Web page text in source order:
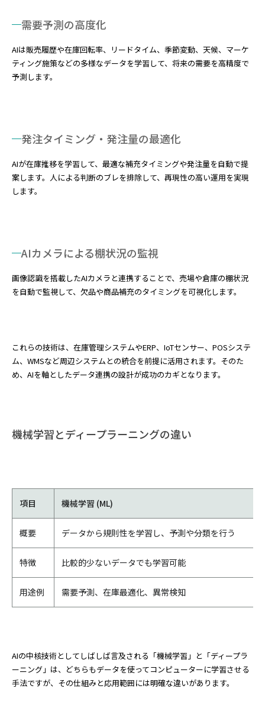
需要予測の高度化
AIは販売履歴や在庫回転率、リードタイム、季節変動、天候、マーケ
ティング施策などの多様なデータを学習して、将来の需要を高精度で
予測します。
発注タイミング・発注量の最適化
AIが在庫推移を学習して、最適な補充タイミングや発注量を自動で提
案します。人による判断のブレを排除して、再現性の高い運用を実現
します。
AIカメラによる棚状況の監視
画像認識を搭載したAIカメラと連携することで、売場や倉庫の棚状況
を自動で監視して、欠品や商品補充のタイミングを可視化します。
これらの技術は、在庫管理システムやERP、IoTセンサー、POSシステ
ム、WMSなど周辺システムとの統合を前提に活用されます。そのた
め、AIを軸としたデータ連携の設計が成功のカギとなります。
機械学習とディープラーニングの違い
項目 機械学習 (ML)
概要 データから規則性を学習し、予測や分類を行う
特徴 比較的少ないデータでも学習可能
用途例 需要予測、在庫最適化、異常検知
AIの中核技術としてしばしば言及される「機械学習」と「ディープラ
ーニング」は、どちらもデータを使ってコンピューターに学習させる
手法ですが、その仕組みと応用範囲には明確な違いがあります。